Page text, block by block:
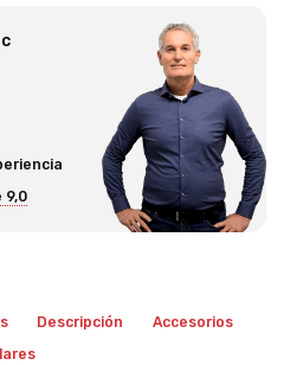
9,0
Descripción
Accesorios